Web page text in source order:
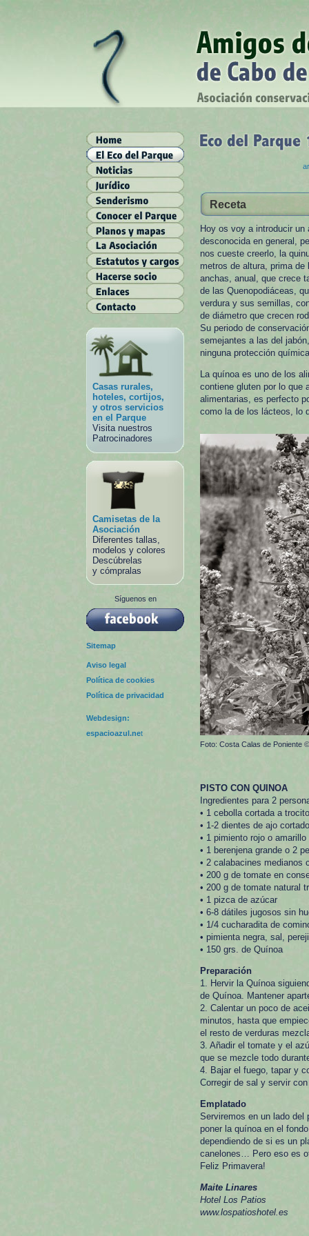
Casas rurales,
hoteles, cortijos,
y otros servicios
en el Parque
Visita nuestros
Patrocinadores
Camisetas de la
Asociación
Diferentes tallas,
modelos y colores
Descúbrelas
y cómpralas
Síguenos en
Sitemap
Aviso legal
Política de cookies
Política de privacidad
Webdesign:
espacioazul.net
Receta
Hoy os voy a introducir
desconocida en general,
nos cueste creerlo, la
metros de altura, prima
anchas, anual, que crece
de las Quenopodiáceas,
verdura y sus semillas,
de diámetro que crecen
Su periodo de
semejantes a las del
ninguna protección
La quínoa es uno de los
contiene gluten por lo que
alimentarias, es perfecto
como la de los lácteos, lo
Foto: Costa Calas de Poniente
PISTO CON QUINOA
Ingredientes para 2
• 1 cebolla cortada a
• 1-2 dientes de ajo
• 1 pimiento rojo o
• 1 berenjena grande o 2
• 2 calabacines medianos
• 200 g de tomate en
• 200 g de tomate natural
• 1 pizca de azúcar
• 6-8 dátiles jugosos sin
• 1/4 cucharadita de
• pimienta negra, sal,
• 150 grs. de Quínoa
Preparación
1. Hervir la Quínoa
de Quínoa. Mantener
2. Calentar un poco de
minutos, hasta que
el resto de verduras
3. Añadir el tomate y el
que se mezcle todo
4. Bajar el fuego, tapar y
Corregir de sal y servir
Emplatado
Serviremos en un lado
poner la quínoa en el
dependiendo de si es un
canelones… Pero eso es
Feliz Primavera!
Maite Linares
Hotel Los Patios
www.lospatioshotel.es